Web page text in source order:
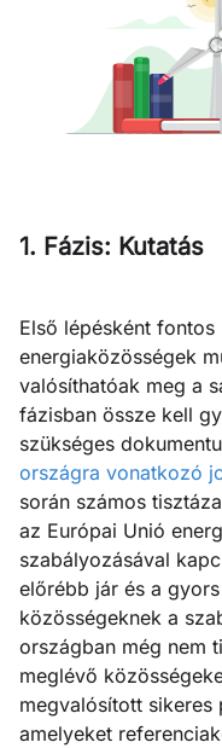
1. Fázis: Kutatás
Első lépésként fontos
energiaközösségek
valósíthatóak meg a
fázisban össze kell
szükséges
országra vonatkozó
során számos
az Európai Unió
szabályozásával
előrébb jár és a
közösségeknek a
országban még nem
meglévő
megvalósított sikeres
amelyeket